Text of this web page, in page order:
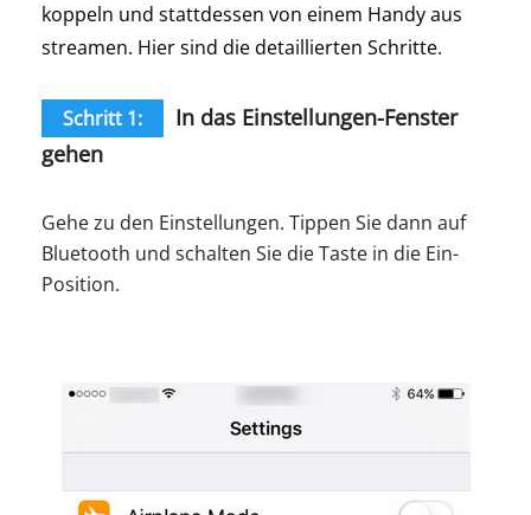
koppeln und stattdessen von einem Handy aus
streamen. Hier sind die detaillierten Schritte.
Schritt 1:
In das Einstellungen-Fenster
gehen
Gehe zu den Einstellungen. Tippen Sie dann auf
Bluetooth und schalten Sie die Taste in die Ein-
Position.